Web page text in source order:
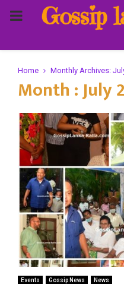
PRIMARY
MENU
Gossip
Home Monthly Archives:
Month : July
Events Gossip News News